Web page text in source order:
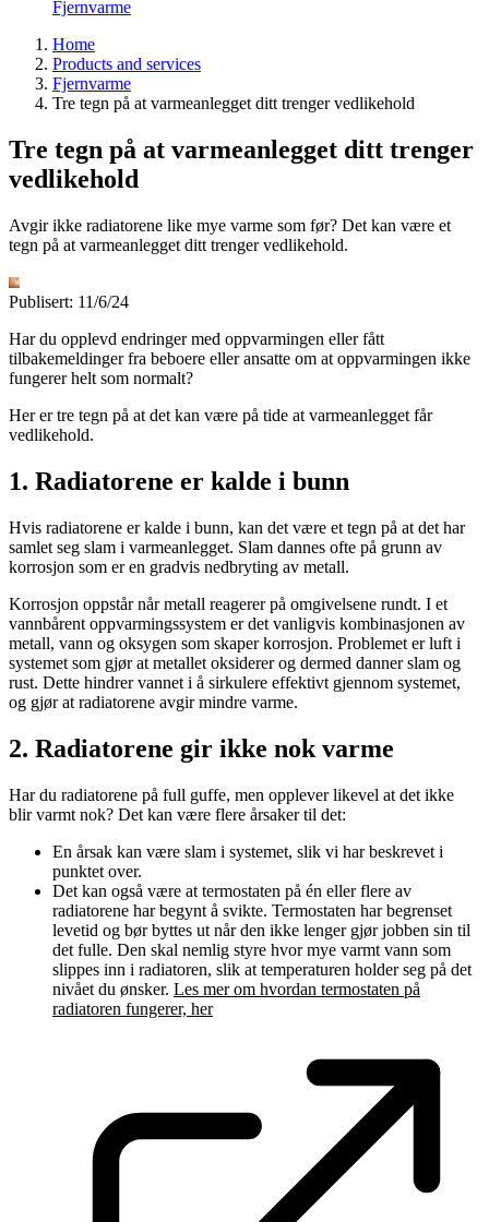
Fjernvarme
Home
Products and services
Fjernvarme
Tre tegn på at varmeanlegget ditt trenger vedlikehold
Tre tegn på at varmeanlegget ditt trenger
vedlikehold
Avgir ikke radiatorene like mye varme som før? Det kan være et
tegn på at varmeanlegget ditt trenger vedlikehold.
Publisert: 11/6/24
Har du opplevd endringer med oppvarmingen eller fått
tilbakemeldinger fra beboere eller ansatte om at oppvarmingen ikke
fungerer helt som normalt?
Her er tre tegn på at det kan være på tide at varmeanlegget får
vedlikehold.
1. Radiatorene er kalde i bunn
Hvis radiatorene er kalde i bunn, kan det være et tegn på at det har
samlet seg slam i varmeanlegget. Slam dannes ofte på grunn av
korrosjon som er en gradvis nedbryting av metall.
Korrosjon oppstår når metall reagerer på omgivelsene rundt. I et
vannbårent oppvarmingssystem er det vanligvis kombinasjonen av
metall, vann og oksygen som skaper korrosjon. Problemet er luft i
systemet som gjør at metallet oksiderer og dermed danner slam og
rust. Dette hindrer vannet i å sirkulere effektivt gjennom systemet,
og gjør at radiatorene avgir mindre varme.
2. Radiatorene gir ikke nok varme
Har du radiatorene på full guffe, men opplever likevel at det ikke
blir varmt nok? Det kan være flere årsaker til det:
En årsak kan være slam i systemet, slik vi har beskrevet i
punktet over.
Det kan også være at termostaten på én eller flere av
radiatorene har begynt å svikte. Termostaten har begrenset
levetid og bør byttes ut når den ikke lenger gjør jobben sin til
det fulle. Den skal nemlig styre hvor mye varmt vann som
slippes inn i radiatoren, slik at temperaturen holder seg på det
nivået du ønsker. Les mer om hvordan termostaten på
radiatoren fungerer, her